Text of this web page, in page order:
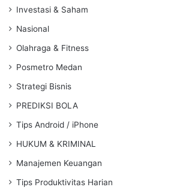
Investasi & Saham
Nasional
Olahraga & Fitness
Posmetro Medan
Strategi Bisnis
PREDIKSI BOLA
Tips Android / iPhone
HUKUM & KRIMINAL
Manajemen Keuangan
Tips Produktivitas Harian